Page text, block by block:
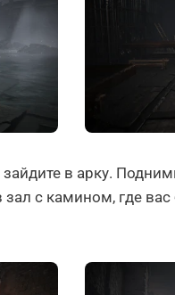
зайдите в арку.
зал с камином, где